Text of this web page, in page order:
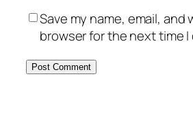
Save my name, email,
browser for the next time I